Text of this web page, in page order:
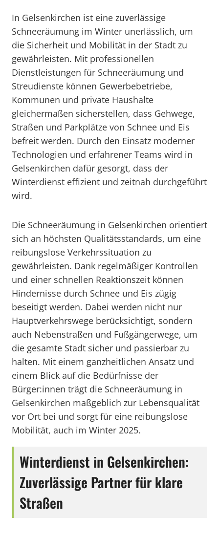
In Gelsenkirchen ist eine zuverlässige
Schneeräumung im Winter unerlässlich, um
die Sicherheit und Mobilität in der Stadt zu
gewährleisten. Mit professionellen
Dienstleistungen für Schneeräumung und
Streudienste können Gewerbebetriebe,
Kommunen und private Haushalte
gleichermaßen sicherstellen, dass Gehwege,
Straßen und Parkplätze von Schnee und Eis
befreit werden. Durch den Einsatz moderner
Technologien und erfahrener Teams wird in
Gelsenkirchen dafür gesorgt, dass der
Winterdienst effizient und zeitnah durchgeführt
wird.
Die Schneeräumung in Gelsenkirchen orientiert
sich an höchsten Qualitätsstandards, um eine
reibungslose Verkehrssituation zu
gewährleisten. Dank regelmäßiger Kontrollen
und einer schnellen Reaktionszeit können
Hindernisse durch Schnee und Eis zügig
beseitigt werden. Dabei werden nicht nur
Hauptverkehrswege berücksichtigt, sondern
auch Nebenstraßen und Fußgängerwege, um
die gesamte Stadt sicher und passierbar zu
halten. Mit einem ganzheitlichen Ansatz und
einem Blick auf die Bedürfnisse der
Bürger:innen trägt die Schneeräumung in
Gelsenkirchen maßgeblich zur Lebensqualität
vor Ort bei und sorgt für eine reibungslose
Mobilität, auch im Winter 2025.
Winterdienst in Gelsenkirchen:
Zuverlässige Partner für klare
Straßen